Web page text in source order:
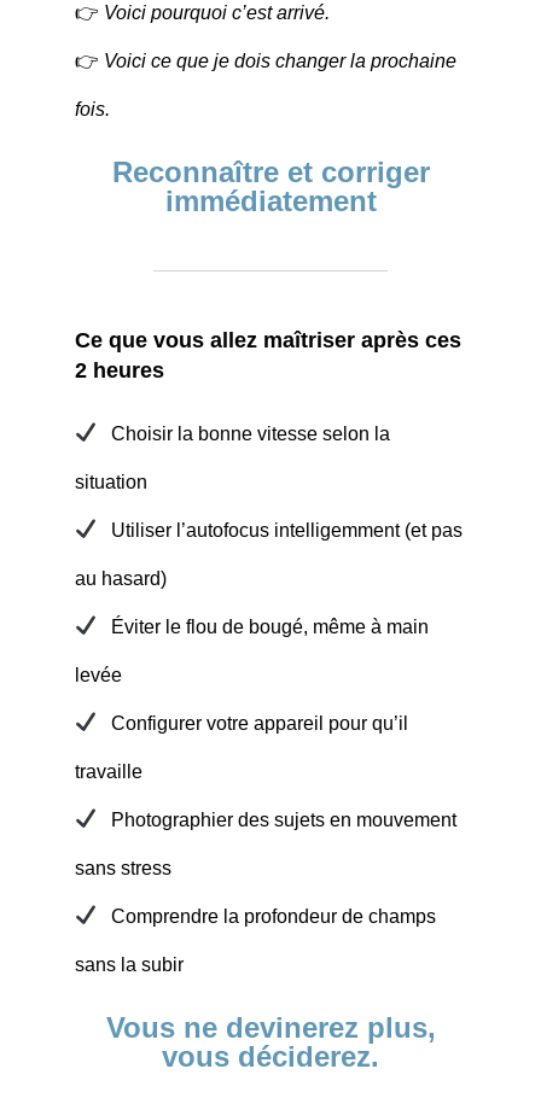
👉 Voici pourquoi c’est arrivé.
👉 Voici ce que je dois changer la prochaine
fois.
Reconnaître et corriger
immédiatement
Ce que vous allez maîtriser après ces
2 heures
Choisir la bonne vitesse selon la
situation
Utiliser l’autofocus intelligemment (et pas
au hasard)
Éviter le flou de bougé, même à main
levée
Configurer votre appareil pour qu’il
travaille
Photographier des sujets en mouvement
sans stress
Comprendre la profondeur de champs
sans la subir
Vous ne devinerez plus,
vous déciderez.